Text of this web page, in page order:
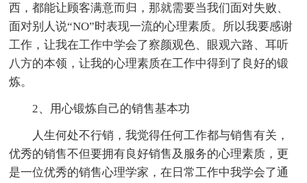
西，都能让顾客满意而归，那就需要当我们面对失败、
面对别人说“NO”时表现一流的心理素质。所以我要感谢
工作，让我在工作中学会了察颜观色、眼观六路、耳听
八方的本领，让我的心理素质在工作中得到了良好的锻
炼。
2、用心锻炼自己的销售基本功
人生何处不行销，我觉得任何工作都与销售有关，
优秀的销售不但要拥有良好销售及服务的心理素质，更
是一位优秀的销售心理学家，在日常工作中我学会了通